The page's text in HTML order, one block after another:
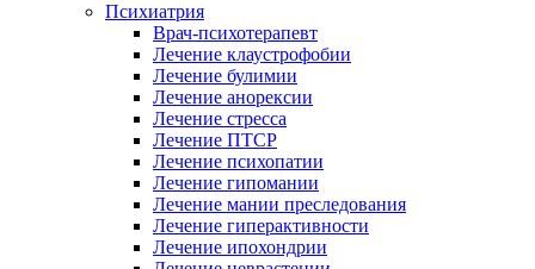
Психиатрия
Врач-психотерапевт
Лечение клаустрофобии
Лечение булимии
Лечение анорексии
Лечение стресса
Лечение ПТСР
Лечение психопатии
Лечение гипомании
Лечение мании преследования
Лечение гиперактивности
Лечение ипохондрии